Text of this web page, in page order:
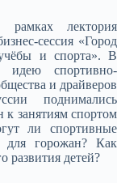
лектория
сессия «Город
и спорта». В
идею спортивно-
и драйверов
поднимались
к занятиям спортом
ли спортивные
для горожан? Как
развития детей?